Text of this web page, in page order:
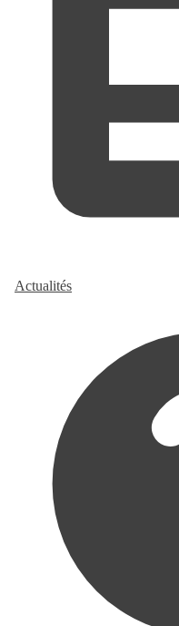
Actualités